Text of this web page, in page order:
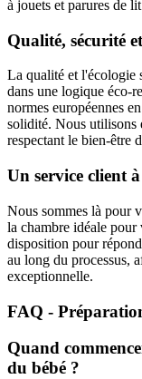
à jouets et parures de
Qualité, sécurité
La qualité et l'écologie
dans une logique éco-
normes européennes
solidité. Nous utilisons
respectant le bien-être
Un service client
Nous sommes là pour
la chambre idéale pour
disposition pour
au long du processus,
exceptionnelle.
FAQ -
Quand
du bébé ?